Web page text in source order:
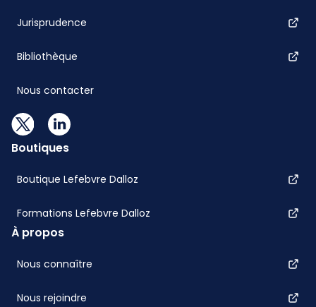
Jurisprudence
Bibliothèque
Nous contacter
Boutiques
Boutique Lefebvre Dalloz
Formations Lefebvre Dalloz
À propos
Nous connaître
Nous rejoindre